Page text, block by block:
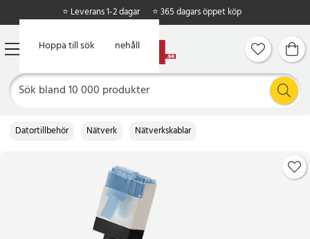
Hoppa till huvudinnehåll
Hoppa till sök
⭐ Leverans 1-2 dagar ⭐ 365 dagars öppet köp
Datortillbehör Nätverk Nätverkskablar